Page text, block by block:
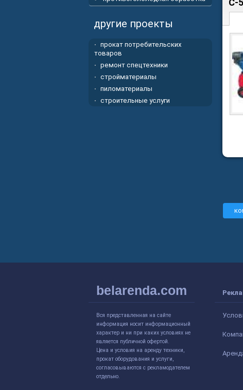
другие проекты
прокат потребительских
товаров
ремонт спецтехники
стройматериалы
пиломатериалы
строительные услуги
С-
belarenda.com
Вся представленная на сайте
информация носит информационный
характер и ни при каких условиях не
является публичной офертой.
Цена и условия на аренду техники,
прокат оборудования и услуги,
согласовываются с рекламодателем
отдельно.